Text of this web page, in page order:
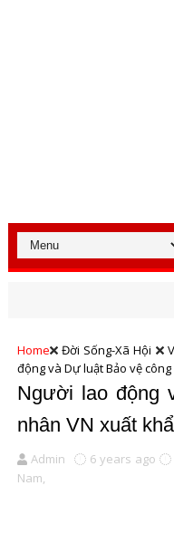
Home Đời Sống-Xã Hội
động và Dự luật Bảo vệ
Người lao động
nhân VN xuất
Admin 6 years ago
Nam,